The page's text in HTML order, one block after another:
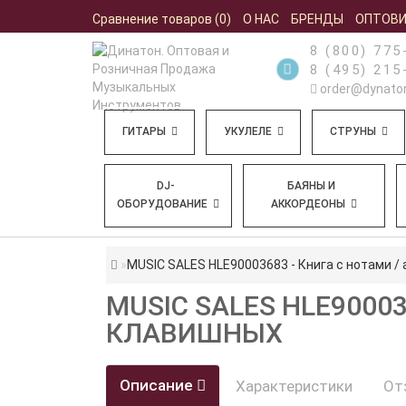
Сравнение товаров (0) О НАС БРЕНДЫ
8 (800)
8 (495)
ГИТАРЫ УКУЛЕЛЕ СТРУНЫ
DJ-
ОБОРУДОВАНИЕ
БАЯНЫ И
АККОРДЕОНЫ
MUSIC SALES HLE90003683 - Книга с нотами
MUSIC SALES
КЛАВИШНЫХ
Описание Характеристики